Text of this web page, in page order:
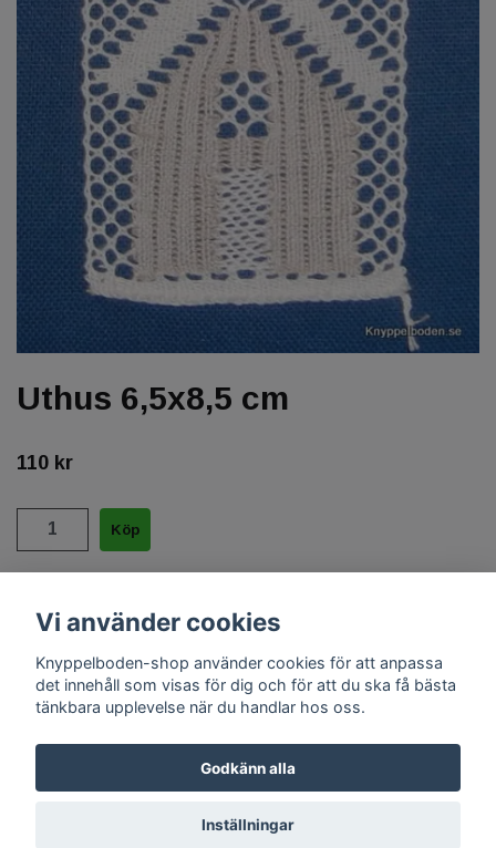
Uthus 6,5x8,5 cm
110 kr
© Copyright 2026 Knyppelboden-shop
Vi använder cookies
Knyppelboden-shop använder cookies för att anpassa
det innehåll som visas för dig och för att du ska få bästa
tänkbara upplevelse när du handlar hos oss.
Godkänn alla
Inställningar